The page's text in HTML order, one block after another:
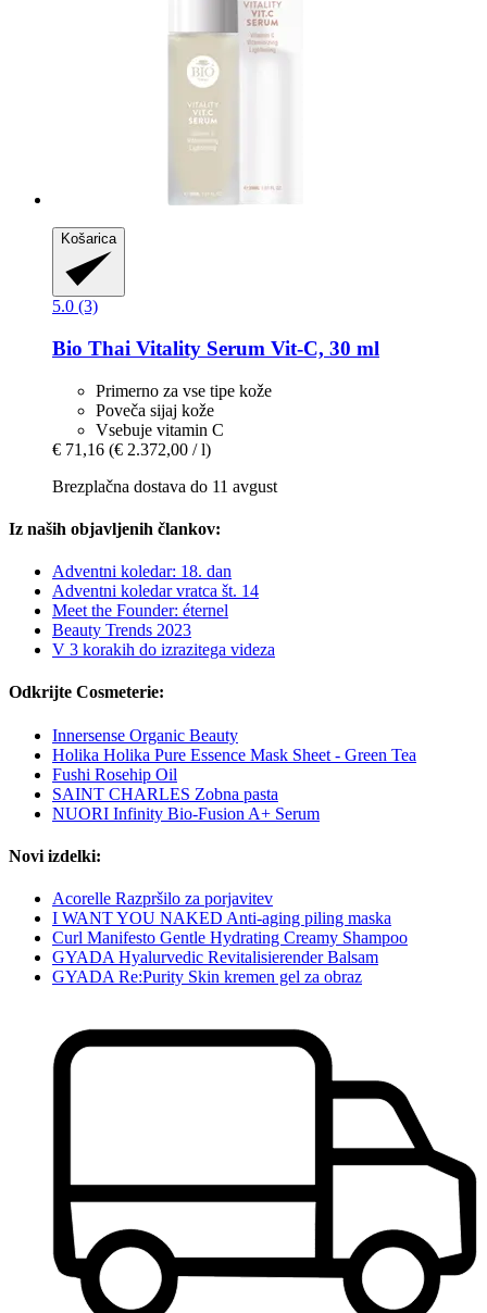
Košarica
5.0 (3)
Bio Thai Vitality Serum Vit-​C, 30 ml
Primerno za vse tipe kože
Poveča sijaj kože
Vsebuje vitamin C
€ 71,16 (€ 2.372,00 / l)
Brezplačna dostava do 11 avgust
Iz naših objavljenih člankov:
Adventni koledar: 18. dan
Adventni koledar vratca št. 14
Meet the Founder: éternel
Beauty Trends 2023
V 3 korakih do izrazitega videza
Odkrijte Cosmeterie:
Innersense Organic Beauty
Holika Holika Pure Essence Mask Sheet - Green Tea
Fushi Rosehip Oil
SAINT CHARLES Zobna pasta
NUORI Infinity Bio-Fusion A+ Serum
Novi izdelki:
Acorelle Razpršilo za porjavitev
I WANT YOU NAKED Anti-aging piling maska
Curl Manifesto Gentle Hydrating Creamy Shampoo
GYADA Hyalurvedic Revitalisierender Balsam
GYADA Re:Purity Skin kremen gel za obraz